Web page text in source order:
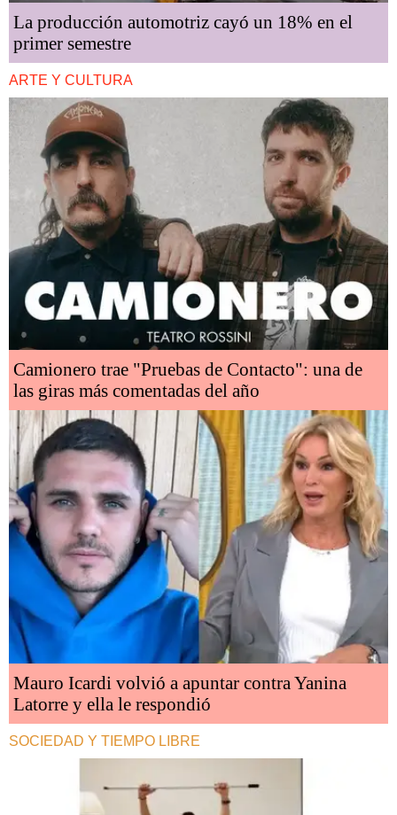
La producción automotriz cayó un 18% en el
primer semestre
ARTE Y CULTURA
Camionero trae "Pruebas de Contacto": una de
las giras más comentadas del año
Mauro Icardi volvió a apuntar contra Yanina
Latorre y ella le respondió
SOCIEDAD Y TIEMPO LIBRE